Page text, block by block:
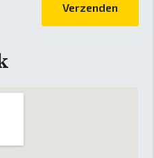
Verzenden